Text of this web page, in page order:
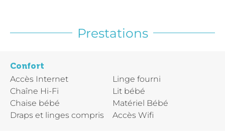
Prestations
Confort
Accès Internet
Chaîne Hi-Fi
Chaise bébé
Draps et linges compris
Linge fourni
Lit bébé
Matériel Bébé
Accès Wifi